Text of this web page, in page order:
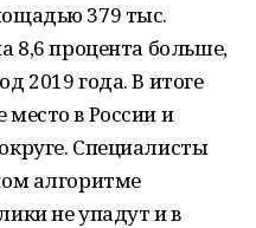
379 тыс.
8,6 процента больше,
2019 года. В итоге
в России и
Специалисты
алгоритме
не упадут и в